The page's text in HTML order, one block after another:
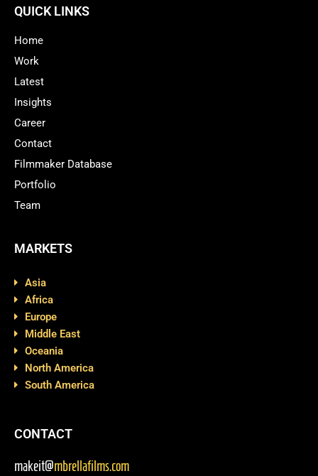
QUICK LINKS
Home
Work
Latest
Insights
Career
Contact
Filmmaker Database
Portfolio
Team
MARKETS
Asia
Africa
Europe
Middle East
Oceania
North America
South America
CONTACT
makeit@mbrellafilms.com